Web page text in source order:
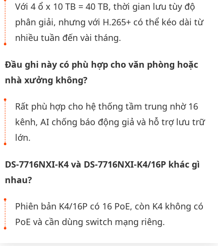
Với 4 ổ x 10 TB = 40 TB, thời gian lưu tùy độ
phân giải, nhưng với H.265+ có thể kéo dài từ
nhiều tuần đến vài tháng.
Đầu ghi này có phù hợp cho văn phòng hoặc
nhà xưởng không?
Rất phù hợp cho hệ thống tầm trung nhờ 16
kênh, AI chống báo động giả và hỗ trợ lưu trữ
lớn.
DS-7716NXI-K4 và DS-7716NXI-K4/16P khác gì
nhau?
Phiên bản K4/16P có 16 PoE, còn K4 không có
PoE và cần dùng switch mạng riêng.